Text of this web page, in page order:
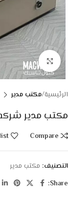
to enlarge
الرئيسية مكتب مدير
مكتب مدير
Compare
التصنيف: مكتب مدير
Share: